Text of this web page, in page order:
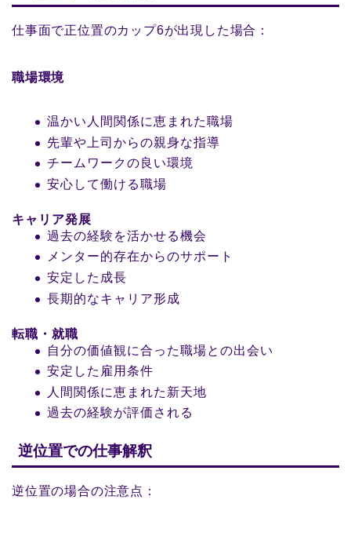
仕事面で正位置のカップ6が出現した場合：
職場環境
温かい人間関係に恵まれた職場
先輩や上司からの親身な指導
チームワークの良い環境
安心して働ける職場
キャリア発展
過去の経験を活かせる機会
メンター的存在からのサポート
安定した成長
長期的なキャリア形成
転職・就職
自分の価値観に合った職場との出会い
安定した雇用条件
人間関係に恵まれた新天地
過去の経験が評価される
逆位置での仕事解釈
逆位置の場合の注意点：